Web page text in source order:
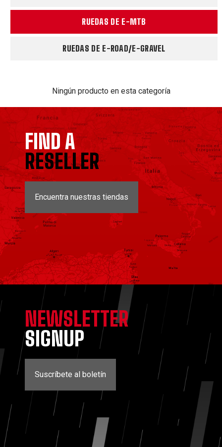
RUEDAS DE E-MTB
RUEDAS DE E-ROAD/E-GRAVEL
Ningún producto en esta categoría
FIND A
RESELLER
Encuentra nuestras tiendas
NEWSLETTER
SIGNUP
Suscríbete al boletín